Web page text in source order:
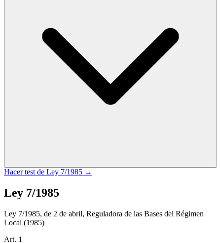
Hacer test de Ley 7/1985 →
Ley 7/1985
Ley 7/1985, de 2 de abril, Reguladora de las Bases del Régimen
Local (1985)
Art. 1